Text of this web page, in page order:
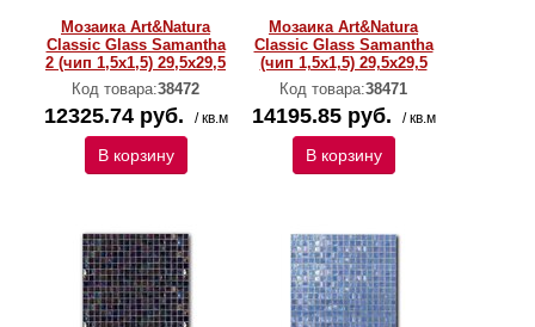
Мозаика Art&Natura
Classic Glass Samantha
2 (чип 1,5х1,5) 29,5x29,5
Код товара:38472
12325.74 руб. / кв.м
В корзину
Мозаика Art&Natura
Classic Glass Samantha
(чип 1,5х1,5) 29,5x29,5
Код товара:38471
14195.85 руб. / кв.м
В корзину